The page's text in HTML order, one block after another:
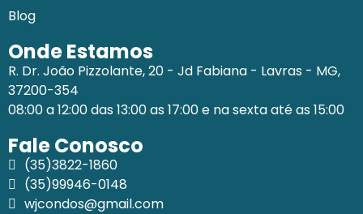
Blog
Onde Estamos
R. Dr. João Pizzolante, 20 - Jd Fabiana - Lavras - MG,
37200-354
08:00 a 12:00 das 13:00 as 17:00 e na sexta até as 15:00
Fale Conosco
(35)3822-1860
(35)99946-0148
wjcondos@gmail.com